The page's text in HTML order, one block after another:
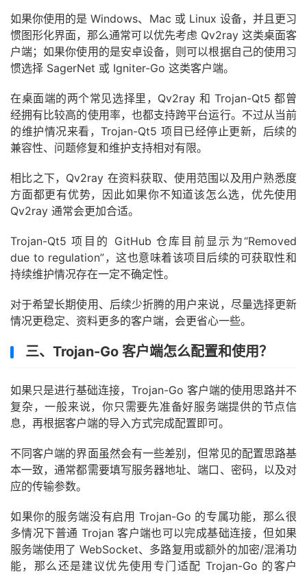
如果你使用的是 Windows、Mac 或 Linux 设备，并且更习
惯图形化界面，那么通常可以优先考虑 Qv2ray 这类桌面客
户端；如果你使用的是安卓设备，则可以根据自己的使用习
惯选择 SagerNet 或 Igniter-Go 这类客户端。
在桌面端的两个常见选择里，Qv2ray 和 Trojan-Qt5 都曾
经拥有比较高的使用率，也都支持跨平台运行。不过从当前
的维护情况来看，Trojan-Qt5 项目已经停止更新，后续的
兼容性、问题修复和维护支持相对有限。
相比之下，Qv2ray 在资料获取、使用范围以及用户熟悉度
方面都更有优势，因此如果你不知道该怎么选，优先使用
Qv2ray 通常会更加合适。
Trojan-Qt5 项目的 GitHub 仓库目前显示为“Removed
due to regulation”，这也意味着该项目后续的可获取性和
持续维护情况存在一定不确定性。
对于希望长期使用、后续少折腾的用户来说，尽量选择更新
情况更稳定、资料更多的客户端，会更省心一些。
三、Trojan-Go 客户端怎么配置和使用？
如果只是进行基础连接，Trojan-Go 客户端的使用思路并不
复杂，一般来说，你只需要先准备好服务端提供的节点信
息，再根据客户端的导入方式完成配置即可。
不同客户端的界面虽然会有一些差别，但常见的配置思路基
本一致，通常都需要填写服务器地址、端口、密码，以及对
应的传输参数。
如果你的服务端没有启用 Trojan-Go 的专属功能，那么很
多情况下普通 Trojan 客户端也可以完成基础连接，但如果
服务端使用了 WebSocket、多路复用或额外的加密/混淆功
能，那么还是建议优先使用专门适配 Trojan-Go 的客户